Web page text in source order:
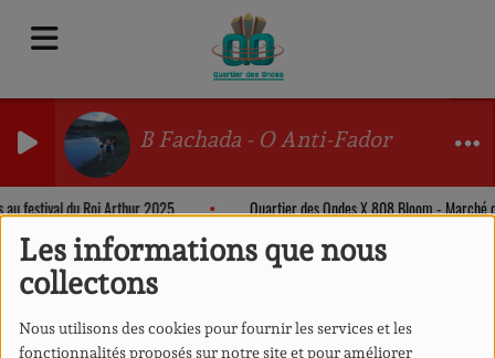
Les informations que nous
collectons
Nous utilisons des cookies pour fournir les services et les
fonctionnalités proposés sur notre site et pour améliorer
B Fachada - O Anti-Fador
au festival du Roi Arthur 2025 Quartier des Ondes X 808 Bloom - Marché